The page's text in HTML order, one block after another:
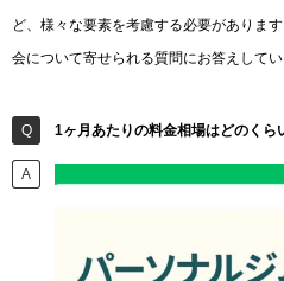
ど、様々な要素を考慮する必要がありま
会について寄せられる質問にお答えしてい
1ヶ月あたりの料金相場はどのくら